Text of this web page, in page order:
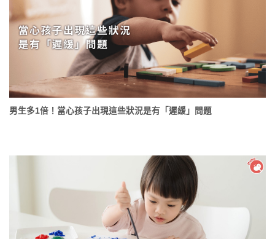
男生多1倍！當心孩子出現這些狀況是有「遲緩」問題